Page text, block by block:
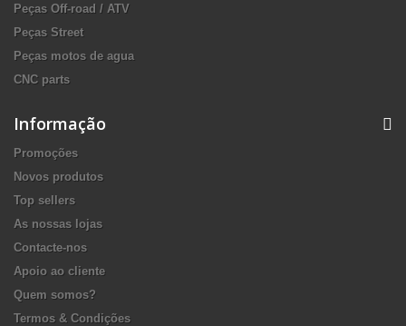
Peças Off-road / ATV
Peças Street
Peças motos de agua
CNC parts
Informação
Promoções
Novos produtos
Top sellers
As nossas lojas
Contacte-nos
Apoio ao cliente
Quem somos?
Termos & Condições